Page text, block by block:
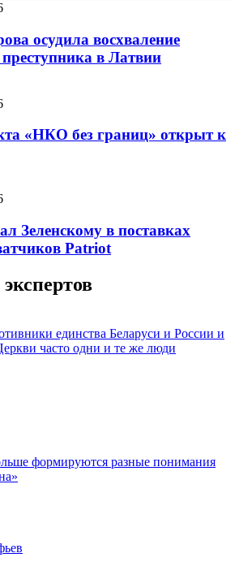
осудила восхваление
преступника в Латвии
«НКО без границ» открыт к
Зеленскому в поставках
Patriot
единства Беларуси и России и
часто одни и те же люди
формируются разные понимания